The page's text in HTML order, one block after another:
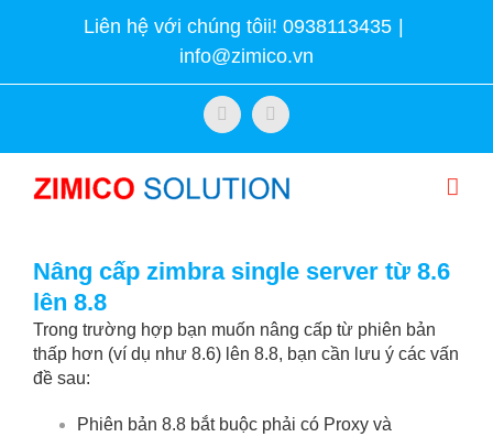
Liên hệ với chúng tôii! 0938113435 |
info@zimico.vn
FacebookTwitter
Nâng cấp zimbra single server từ 8.6
lên 8.8
Trong trường hợp bạn muốn nâng cấp từ phiên bản
thấp hơn (ví dụ như 8.6) lên 8.8, bạn cần lưu ý các vấn
đề sau:
Phiên bản 8.8 bắt buộc phải có Proxy và